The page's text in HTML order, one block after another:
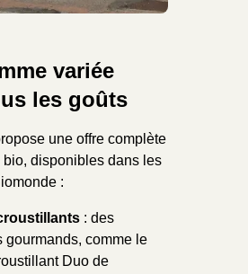
variée
les goûts
une offre complète
bio, disponibles dans les
:
: des
gourmands, comme le
Duo de